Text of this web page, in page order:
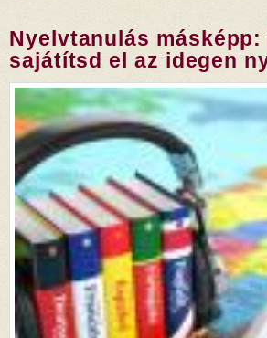
Nyelvtanulás másképp:
sajátítsd el az idegen